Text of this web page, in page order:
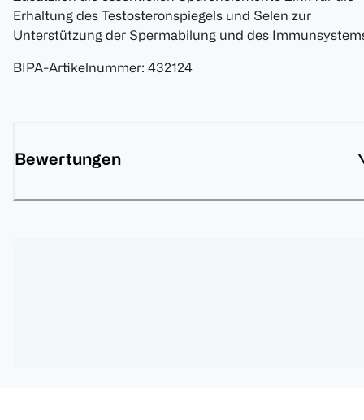
Erhaltung des Testosteronspiegels und Selen zur
Unterstützung der Spermabilung und des
BIPA-Artikelnummer: 432124
Bewertungen